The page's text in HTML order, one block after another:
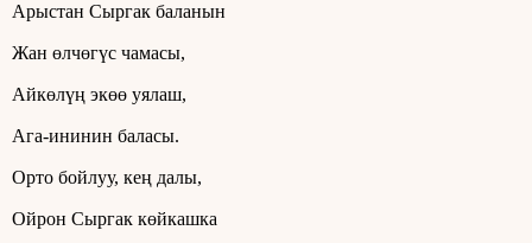
Арыстан Сыргак баланын
Жан өлчөгүс чамасы,
Айкөлүң экөө уялаш,
Ага-ининин баласы.
Орто бойлуу, кең далы,
Ойрон Сыргак көйкашка